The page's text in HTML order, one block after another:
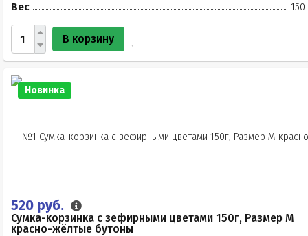
Вес
150
В корзину
Новинка
520 руб.
Сумка-корзинка с зефирными цветами 150г, Размер М
красно-жёлтые бутоны